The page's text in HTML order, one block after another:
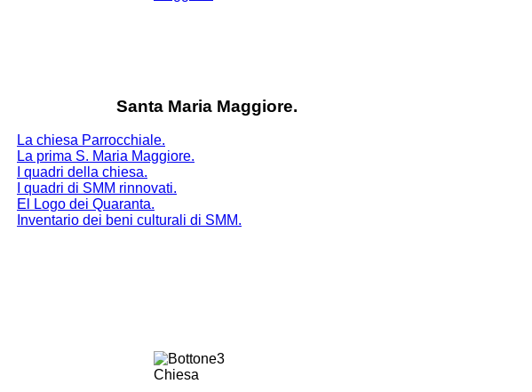
Santa Maria Maggiore.
La chiesa Parrocchiale.
La prima S. Maria Maggiore.
I quadri della chiesa.
I quadri di SMM rinnovati.
El Logo dei Quaranta.
Inventario dei beni culturali di SMM.